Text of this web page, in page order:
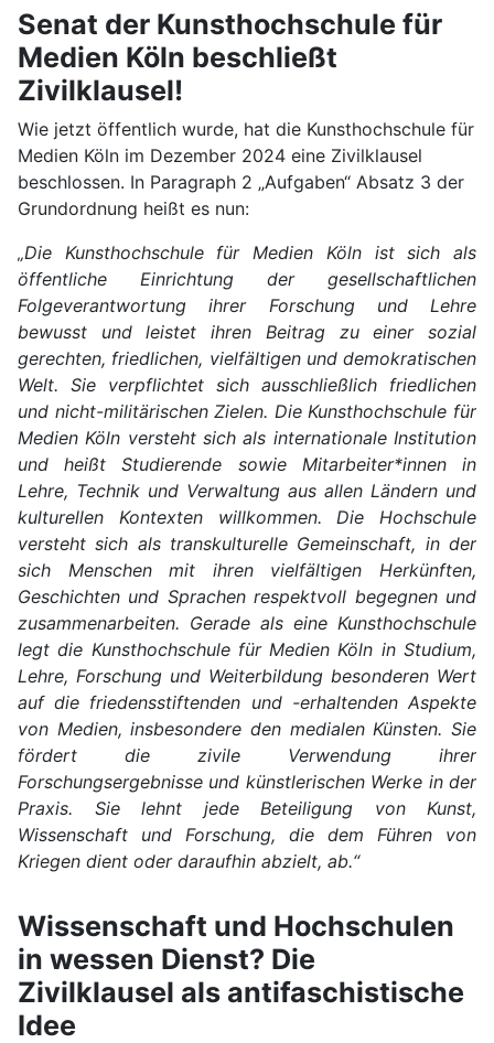
Senat der Kunsthochschule für
Medien Köln beschließt
Zivilklausel!
Wie jetzt öffentlich wurde, hat die Kunsthochschule für
Medien Köln im Dezember 2024 eine Zivilklausel
beschlossen. In Paragraph 2 „Aufgaben“ Absatz 3 der
Grundordnung heißt es nun:
„Die Kunsthochschule für Medien Köln ist sich als
öffentliche Einrichtung der gesellschaftlichen
Folgeverantwortung ihrer Forschung und Lehre
bewusst und leistet ihren Beitrag zu einer sozial
gerechten, friedlichen, vielfältigen und demokratischen
Welt. Sie verpflichtet sich ausschließlich friedlichen
und nicht-militärischen Zielen. Die Kunsthochschule für
Medien Köln versteht sich als internationale Institution
und heißt Studierende sowie Mitarbeiter*innen in
Lehre, Technik und Verwaltung aus allen Ländern und
kulturellen Kontexten willkommen. Die Hochschule
versteht sich als transkulturelle Gemeinschaft, in der
sich Menschen mit ihren vielfältigen Herkünften,
Geschichten und Sprachen respektvoll begegnen und
zusammenarbeiten. Gerade als eine Kunsthochschule
legt die Kunsthochschule für Medien Köln in Studium,
Lehre, Forschung und Weiterbildung besonderen Wert
auf die friedensstiftenden und -erhaltenden Aspekte
von Medien, insbesondere den medialen Künsten. Sie
fördert die zivile Verwendung ihrer
Forschungsergebnisse und künstlerischen Werke in der
Praxis. Sie lehnt jede Beteiligung von Kunst,
Wissenschaft und Forschung, die dem Führen von
Kriegen dient oder daraufhin abzielt, ab.“
Wissenschaft und Hochschulen
in wessen Dienst? Die
Zivilklausel als antifaschistische
Idee